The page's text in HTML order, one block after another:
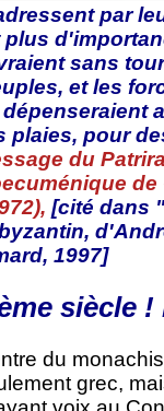
par
sans
et les
plaies, pour
du
[cité dans
1997]
siècle !
du
grec,